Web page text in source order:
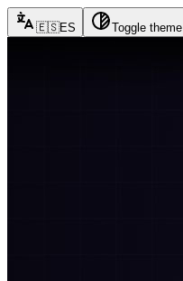
🇪🇸ES Toggle theme